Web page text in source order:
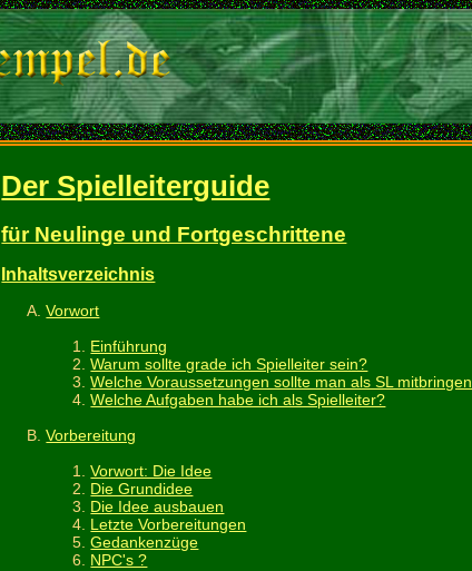
Der Spielleiterguide
für Neulinge und Fortgeschrittene
Inhaltsverzeichnis
Vorwort
Einführung
Warum sollte grade ich Spielleiter sein?
Welche Voraussetzungen sollte man als SL mitbringen
Welche Aufgaben habe ich als Spielleiter?
Vorbereitung
Vorwort: Die Idee
Die Grundidee
Die Idee ausbauen
Letzte Vorbereitungen
Gedankenzüge
NPC's ?